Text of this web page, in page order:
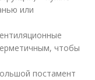
или
чтобы
постамент